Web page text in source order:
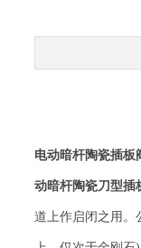
电动暗杆陶瓷插板
动暗杆陶瓷刀型插
道上作启闭之用。